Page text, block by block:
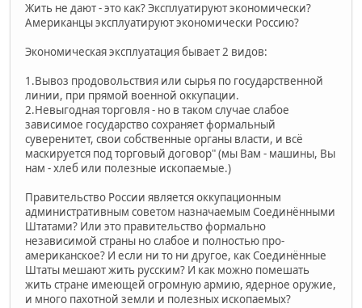
Жить не дают - это как? Эксплуатируют экономически?
Американцы эксплуатируют экономически Россию?
Экономическая эксплуатация бывает 2 видов:
1.Вывоз продовольствия или сырья по государственной
линии, при прямой военной оккупации.
2.Невыгодная торговля - но в таком случае слабое
зависимое государство сохраняет формальный
суверенитет, свои собственные органы власти, и всё
маскируется под торговый договор" (мы Вам - машины, Вы
нам - хлеб или полезные ископаемые.)
Правительство России является оккупационным
административным советом назначаемым Соединёнными
Штатами? Или это правительство формально
независимой страны но слабое и полностью про-
американское? И если ни то ни другое, как Соединённые
Штаты мешают жить русским? И как можно помешать
жить стране имеющей огромную армию, ядерное оружие,
и много пахотной земли и полезных ископаемых?